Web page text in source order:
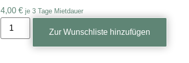
4,00 € je 3 Tage Mietdauer
Zur Wunschliste hinzufügen